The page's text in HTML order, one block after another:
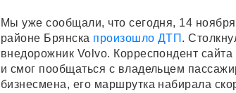
Мы уже сообщали, что сегодня, 14
районе Брянска произошло ДТП .
внедорожник Volvo. Корреспондент
и смог пообщаться с владельцем
бизнесмена, его маршрутка набирала